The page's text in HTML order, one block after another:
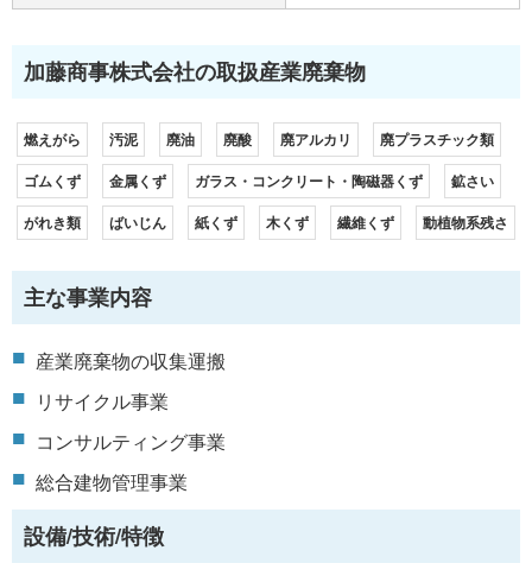
加藤商事株式会社の取扱産業廃棄物
燃えがら 汚泥 廃油 廃酸 廃アルカリ
廃プラスチック類
ゴムくず
金属くず ガラス・コンクリート・陶磁器くず
鉱さい
がれき類
ばいじん 紙くず 木くず 繊維くず 動植物系残さ
主な事業内容
産業廃棄物の収集運搬
リサイクル事業
コンサルティング事業
総合建物管理事業
設備/技術/特徴